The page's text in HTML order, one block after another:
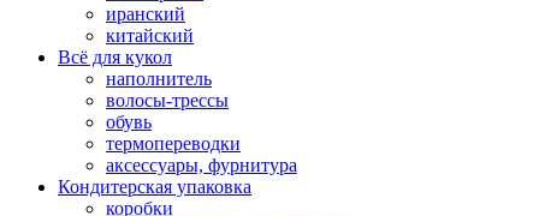
иранский
китайский
Всё для кукол
наполнитель
волосы-трессы
обувь
термопереводки
аксессуары, фурнитура
Кондитерская упаковка
коробки